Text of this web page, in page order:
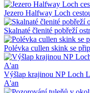
Jezero Halfway Loch
Skalnaté členité pobřeží
Polévka cullen skink se
Výšlap krajinou NP Loch
A'an